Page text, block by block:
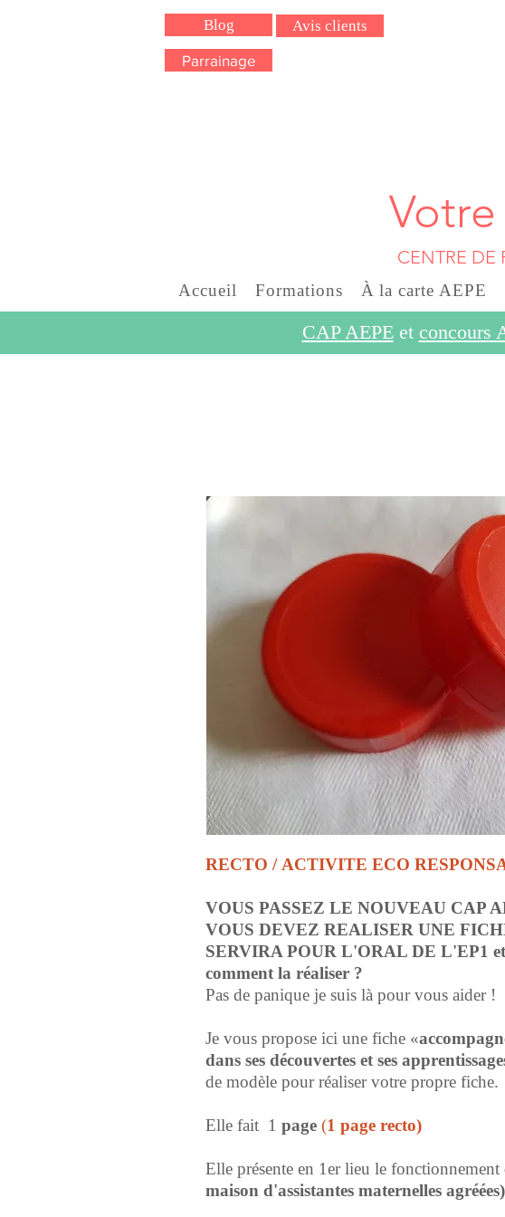
Blog Avis clients
Parrainage
CENTRE DE
Accueil Formations À la carte AEPE
CAP AEPEet concours
RECTO /ACTIVITE ECO
VOUS PASSEZ LE NOUVEAU CAP
VOUS DEVEZ REALISER UNE
SERVIRA POUR L'ORAL DE L'EP1 et
comment la réaliser ?
Pas de panique je suis là pour vous aider !
Je vous propose ici une fiche «
dans ses découvertes et ses
de modèle pour réaliser votre propre fiche.
Elle fait 1 page (1 page recto)
Elle présente en 1er lieu le fonctionnement
maison d'assistantes maternelles agréées)